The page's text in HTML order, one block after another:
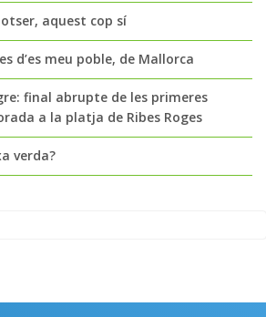
aquest cop sí
d’es meu poble, de Mallorca
final abrupte de les primeres
a la platja de Ribes Roges
verda?